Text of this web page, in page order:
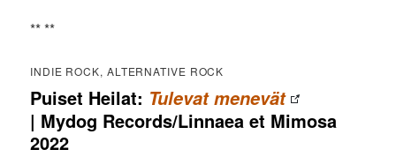
** **
INDIE ROCK, ALTERNATIVE ROCK
Puiset Heilat: Tulevat menevät
| Mydog Records/Linnaea et Mimosa
2022